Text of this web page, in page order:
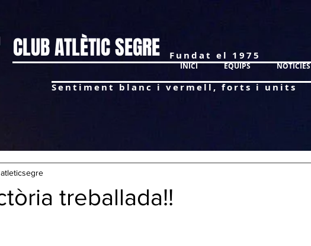
CLUB ATLÈTIC SEGRE Fundat el 1975
Sentiment blanc i vermell, forts i units
treballada!!
atleticsegre
INICI EQUIPS NOTÍCIES